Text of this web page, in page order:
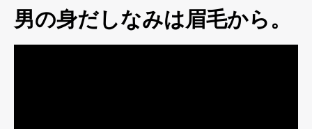
男の身だしなみは眉毛から。